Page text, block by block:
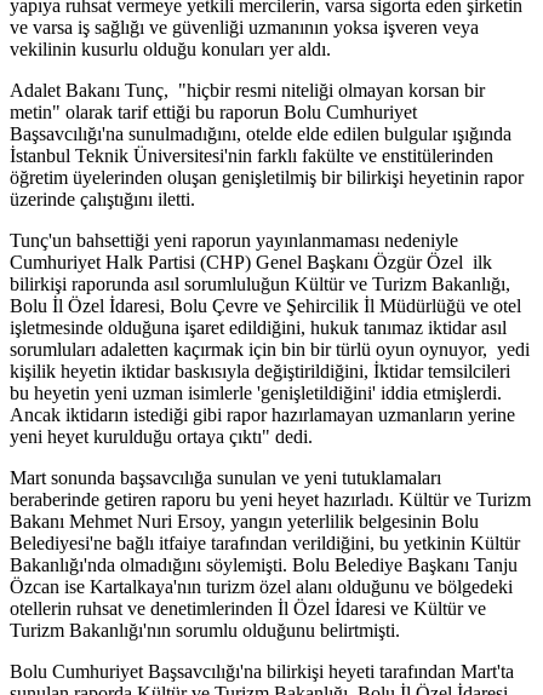
yapıya ruhsat vermeye yetkili mercilerin, varsa sigorta eden şirketin
ve varsa iş sağlığı ve güvenliği uzmanının yoksa işveren veya
vekilinin kusurlu olduğu konuları yer aldı.
Adalet Bakanı Tunç, "hiçbir resmi niteliği olmayan korsan bir
metin" olarak tarif ettiği bu raporun Bolu Cumhuriyet
Başsavcılığı'na sunulmadığını, otelde elde edilen bulgular ışığında
İstanbul Teknik Üniversitesi'nin farklı fakülte ve enstitülerinden
öğretim üyelerinden oluşan genişletilmiş bir bilirkişi heyetinin rapor
üzerinde çalıştığını iletti.
Tunç'un bahsettiği yeni raporun yayınlanmaması nedeniyle
Cumhuriyet Halk Partisi (CHP) Genel Başkanı Özgür Özel ilk
bilirkişi raporunda asıl sorumluluğun Kültür ve Turizm Bakanlığı,
Bolu İl Özel İdaresi, Bolu Çevre ve Şehircilik İl Müdürlüğü ve otel
işletmesinde olduğuna işaret edildiğini, hukuk tanımaz iktidar asıl
sorumluları adaletten kaçırmak için bin bir türlü oyun oynuyor, yedi
kişilik heyetin iktidar baskısıyla değiştirildiğini, İktidar temsilcileri
bu heyetin yeni uzman isimlerle 'genişletildiğini' iddia etmişlerdi.
Ancak iktidarın istediği gibi rapor hazırlamayan uzmanların yerine
yeni heyet kurulduğu ortaya çıktı" dedi.
Mart sonunda başsavcılığa sunulan ve yeni tutuklamaları
beraberinde getiren raporu bu yeni heyet hazırladı. Kültür ve Turizm
Bakanı Mehmet Nuri Ersoy, yangın yeterlilik belgesinin Bolu
Belediyesi'ne bağlı itfaiye tarafından verildiğini, bu yetkinin Kültür
Bakanlığı'nda olmadığını söylemişti. Bolu Belediye Başkanı Tanju
Özcan ise Kartalkaya'nın turizm özel alanı olduğunu ve bölgedeki
otellerin ruhsat ve denetimlerinden İl Özel İdaresi ve Kültür ve
Turizm Bakanlığı'nın sorumlu olduğunu belirtmişti.
Bolu Cumhuriyet Başsavcılığı'na bilirkişi heyeti tarafından Mart'ta